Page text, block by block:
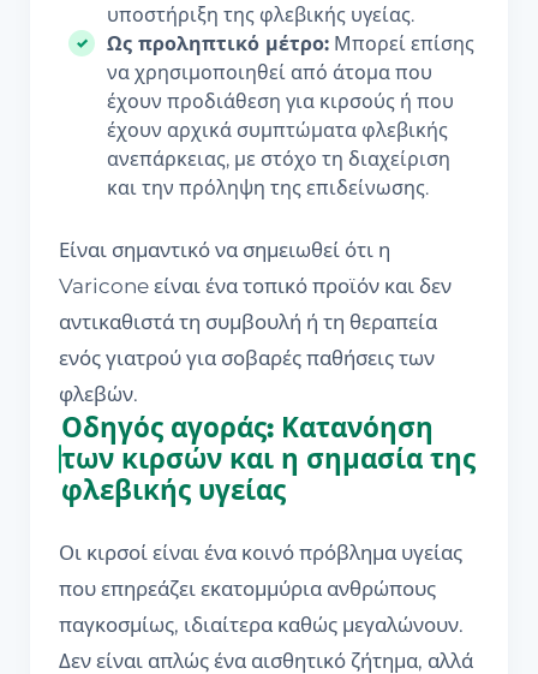
υποστήριξη της φλεβικής υγείας.
Ως προληπτικό μέτρο: Μπορεί επίσης
να χρησιμοποιηθεί από άτομα που
έχουν προδιάθεση για κιρσούς ή που
έχουν αρχικά συμπτώματα φλεβικής
ανεπάρκειας, με στόχο τη διαχείριση
και την πρόληψη της επιδείνωσης.
Είναι σημαντικό να σημειωθεί ότι η
Varicone είναι ένα τοπικό προϊόν και δεν
αντικαθιστά τη συμβουλή ή τη θεραπεία
ενός γιατρού για σοβαρές παθήσεις των
φλεβών.
Οδηγός αγοράς: Κατανόηση
των κιρσών και η σημασία της
φλεβικής υγείας
Οι κιρσοί είναι ένα κοινό πρόβλημα υγείας
που επηρεάζει εκατομμύρια ανθρώπους
παγκοσμίως, ιδιαίτερα καθώς μεγαλώνουν.
Δεν είναι απλώς ένα αισθητικό ζήτημα, αλλά